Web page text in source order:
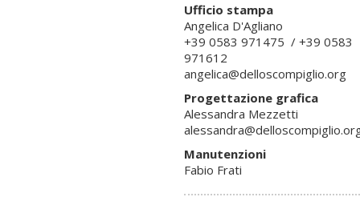
Ufficio stampa
Angelica D'Agliano
+39 0583 971475 / +39 0583
971612
angelica@delloscompiglio.org
Progettazione grafica
Alessandra Mezzetti
Manutenzioni
Fabio Frati